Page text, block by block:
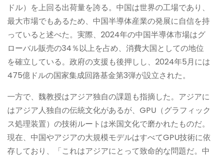
ドル）を上回る出荷量を誇る。中国は世界の工場であり、
最大市場でもあるため、中国半導体産業の発展に自信を持
っていると述べた。実際、2024年の中国半導体市場はグ
ローバル販売の34％以上を占め、消費大国としての地位
を確立している。政府の支援も後押しし、2024年5月には
475億ドルの国家集成回路基金第3弾が設立された。
一方で、魏教授はアジア独自の課題も指摘した。アジアに
はアジア人独自の伝統文化があるが、GPU（グラフィック
ス処理装置）の技術ルートは米国文化で磨かれたものだ。
現在、中国やアジアの大規模モデルはすべてGPU技術に依
存しており、「これはアジアにとって致命的な問題だ。中